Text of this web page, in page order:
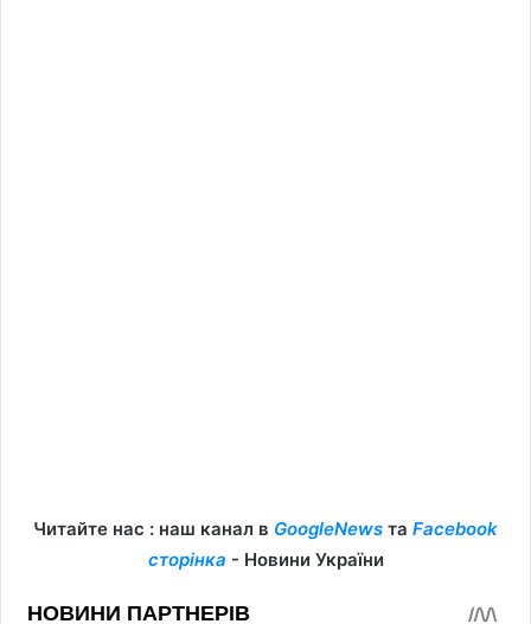
Читайте нас : наш канал в GoogleNews та Facebook
сторінка - Новини України